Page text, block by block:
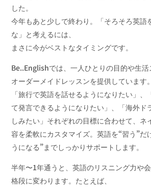
した。
今年もあと少しで終わり。「そろそろ英語
な」と考えるには、
まさに今がベストなタイミングです。
Be..Englishでは、一人ひとりの目的や生
オーダーメイドレッスンを提供しています。
「旅行で英語を話せるようになりたい」、
て発言できるようになりたい」、「海外ド
しみたい」それぞれの目標に合わせて、ネ
容を柔軟にカスタマイズ。英語を“習う”だ
うになる”までしっかりサポートします。
半年〜1年通うと、英語のリスニング力や
格段に変わります。たとえば、